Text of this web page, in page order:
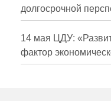
Издания
Проблемы
О
долгосрочной
14 мая ЦДУ:
фактор